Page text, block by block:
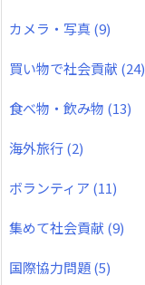
カメラ・写真(9)
買い物で社会貢献 (24)
食べ物・飲み物 (13)
海外旅行(2)
ボランティア (11)
集めて社会貢献 (9)
国際協力問題(5)